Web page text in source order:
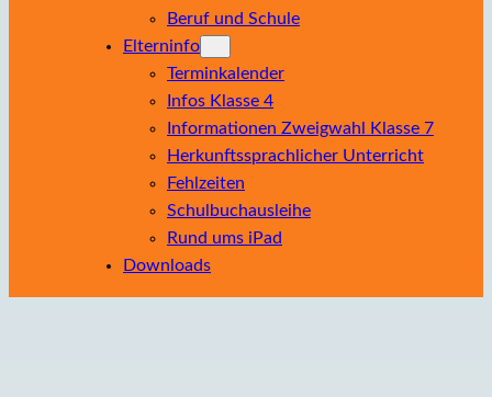
Beruf und Schule
Elterninfo
Terminkalender
Infos Klasse 4
Informationen Zweigwahl Klasse 7
Herkunftssprachlicher Unterricht
Fehlzeiten
Schulbuchausleihe
Rund ums iPad
Downloads